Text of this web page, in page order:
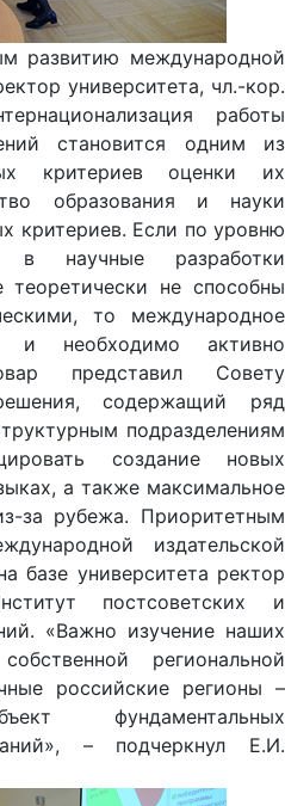
развитию международной
университета, чл.-кор.
работы
становится одним из
критериев оценки их
образования и науки
критериев. Если по уровню
в научные разработки
не способны
то международное
и необходимо активно
представил Совету
содержащий ряд
подразделениям
создание новых
а также максимальное
за рубежа. Приоритетным
издательской
базе университета ректор
постсоветских и
«Важно изучение наших
региональной
российские регионы –
фундаментальных
– подчеркнул Е.И.